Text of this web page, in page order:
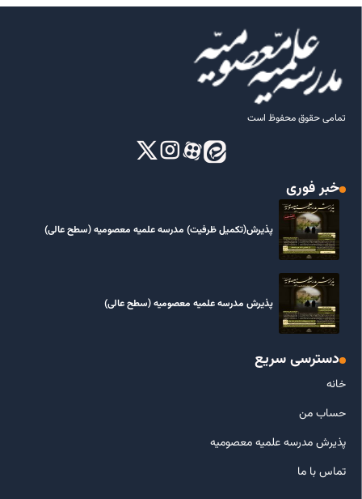
تمامی حقوق محفوظ است
خبر فوری
پذیرش(تکمیل ظرفیت) مدرسه علمیه معصومیه‌ (سطح عالی)
پذیرش مدرسه علمیه معصومیه‌ (سطح عالی)
دسترسی سریع
خانه
حساب من
پذیرش مدرسه علمیه معصومیه
تماس با ما